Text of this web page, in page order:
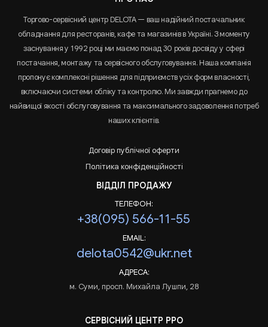
Торгово-сервісний центр DELOTA — ваш надійний постачальник
обладнання для ресторанів, кафе та магазинів в Україні. З моменту
заснування у 1992 році ми маємо понад 30 років досвіду у сфері
постачання, монтажу та сервісного обслуговування. Наша компанія
пропонує комплексні рішення для підприємств усіх форм власності,
включаючи системи обліку та контролю. Ми завжди прагнемо до
найвищої якості обслуговування та максимального задоволення потреб
наших клієнтів.
Договір публічної оферти
Політика конфіденційності
ВІДДІЛ ПРОДАЖУ
ТЕЛЕФОН:
+38(095) 566-11-55
EMAIL:
delota0542@ukr.net
АДРЕСА:
м. Суми, просп. Михайла Лушпи, 28
СЕРВІСНИЙ ЦЕНТР РРО